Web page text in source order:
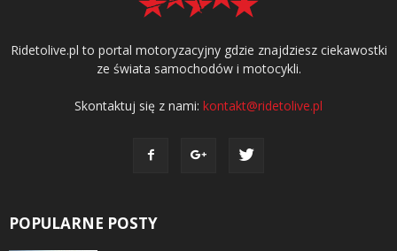
Ridetolive.pl to portal motoryzacyjny gdzie znajdziesz ciekawostki
ze świata samochodów i motocykli.
Skontaktuj się z nami: kontakt@ridetolive.pl
POPULARNE POSTY